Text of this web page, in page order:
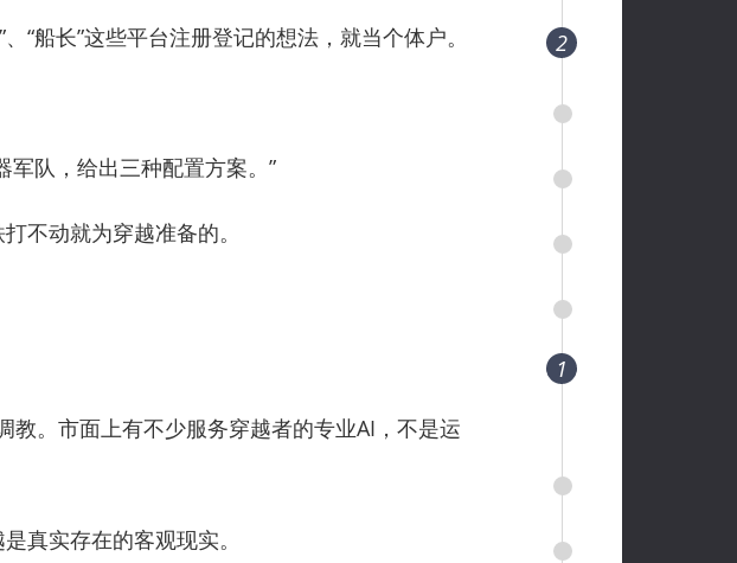
船长”这些平台注册登记的想法，就当个体户。 2
队，给出三种配置方案。”
动就为穿越准备的。
1
。市面上有不少服务穿越者的专业AI，不是运
实存在的客观现实。